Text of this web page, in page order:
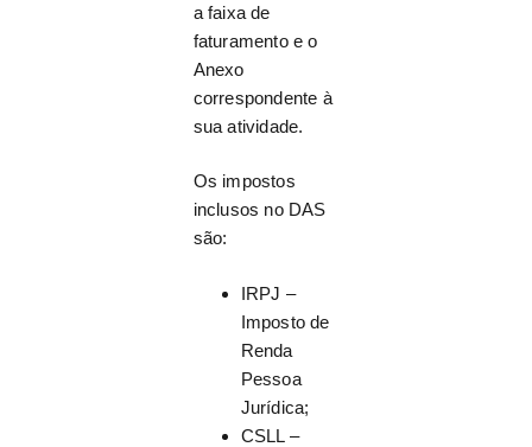
a faixa de
faturamento e o
Anexo
correspondente à
sua atividade.
Os impostos
inclusos no DAS
são:
IRPJ –
Imposto de
Renda
Pessoa
Jurídica;
CSLL –